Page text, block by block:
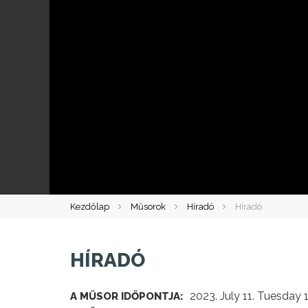
Kezdőlap Műsorok Híradó Híradó
HÍRADÓ
A MŰSOR IDŐPONTJA: 2023. July 11. Tuesday